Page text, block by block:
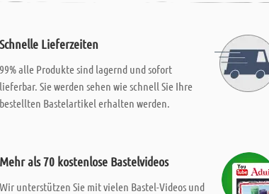
Schnelle Lieferzeiten
99% alle Produkte sind lagernd und sofort
lieferbar. Sie werden sehen wie schnell Sie Ihre
bestellten Bastelartikel erhalten werden.
Mehr als 70 kostenlose Bastelvideos
Wir unterstützen Sie mit vielen Bastel-Videos und